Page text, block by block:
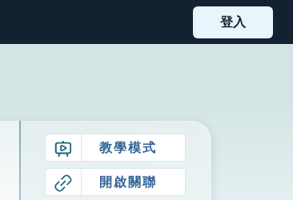
登入
教學模式
開啟關聯